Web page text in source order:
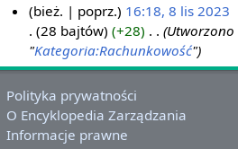
i
s
2
0
bież. poprz. 16:18, 8 lis 2023
28 bajtów
+28
"Kategoria:Rachunkowość"
Polityka prywatności
O Encyklopedia Zarządzania
Informacje prawne